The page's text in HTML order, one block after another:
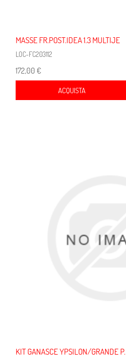
MASSE FR.POST.IDEA 1.3 MULTIJE
LOC-FC203112
172,00 €
ACQUISTA
KIT GANASCE YPSILON/GRANDE P.